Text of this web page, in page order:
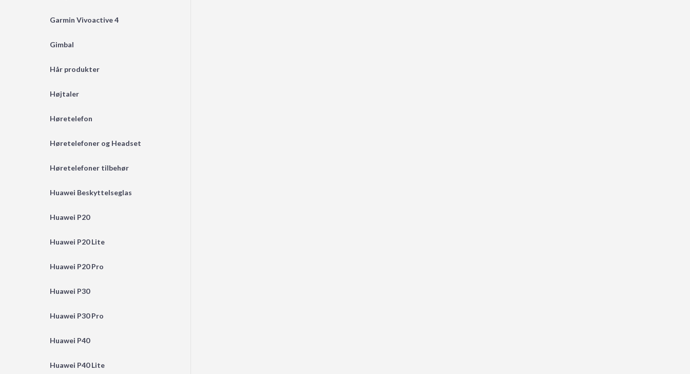
Garmin Vivoactive 4
Gimbal
Hår produkter
Højtaler
Høretelefon
Høretelefoner og Headset
Høretelefoner tilbehør
Huawei Beskyttelseglas
Huawei P20
Huawei P20 Lite
Huawei P20 Pro
Huawei P30
Huawei P30 Pro
Huawei P40
Huawei P40 Lite